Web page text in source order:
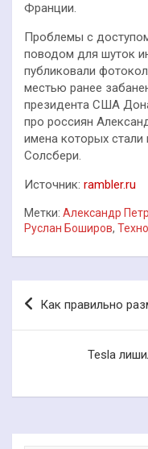
Франции.
Проблемы с
поводом для шуток
публиковали
местью ранее
президента США
про россиян
имена которых стали
Солсбери.
Источник: rambler.ru
Метки: Александр
Руслан Боширов,
Навигация
по
Как правильно
Tesla